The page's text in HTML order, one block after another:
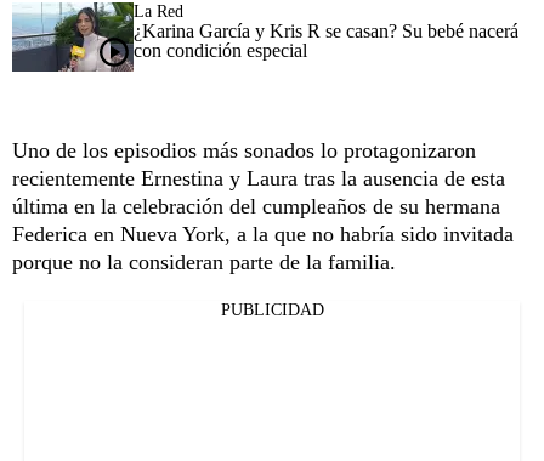
La Red
¿Karina García y Kris R se casan? Su bebé nacerá
con condición especial
Uno de los episodios más sonados lo protagonizaron
recientemente Ernestina y Laura tras la ausencia de esta
última en la celebración del cumpleaños de su hermana
Federica en Nueva York, a la que no habría sido invitada
porque no la consideran parte de la familia.
PUBLICIDAD